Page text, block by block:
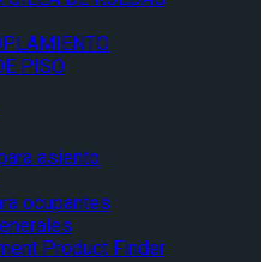
PISO
asiento
ocupantes
Product Finder